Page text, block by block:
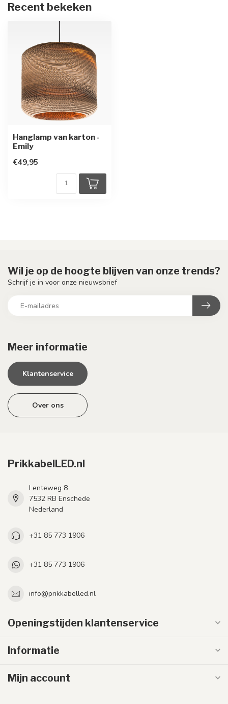
Recent bekeken
Hanglamp van karton -
Emily
€49,95
Meer informatie
Klantenservice
Over ons
Wil je op de hoogte blijven van onze trends?
Schrijf je in voor onze nieuwsbrief
PrikkabelLED.nl
Lenteweg 8
7532 RB Enschede
Nederland
+31 85 773 1906
+31 85 773 1906
info@prikkabelled.nl
Openingstijden klantenservice
Informatie
Mijn account